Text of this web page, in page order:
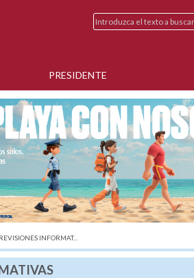
PRESIDENTE
INFORMAT...